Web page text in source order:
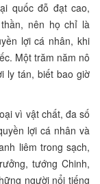
quốc đỗ đạt cao,
nên họ chỉ là
lợi cá nhân, khi
Một trăm năm nô
ly tán, biết bao giờ
vì vật chất, đa số
lợi cá nhân và
liêm trong sạch,
tướng Chinh,
người nổi tiếng